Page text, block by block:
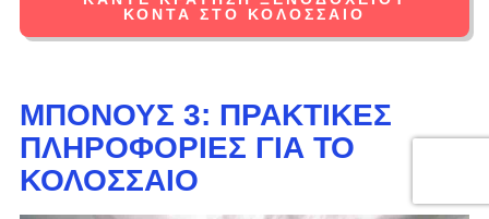
ΚΟΝΤΆ ΣΤΟ ΚΟΛΟΣΣΑΊΟ
ΜΠΌΝΟΥΣ 3: ΠΡΑΚΤΙΚΈΣ
ΠΛΗΡΟΦΟΡΊΕΣ ΓΙΑ ΤΟ
ΚΟΛΟΣΣΑΊΟ